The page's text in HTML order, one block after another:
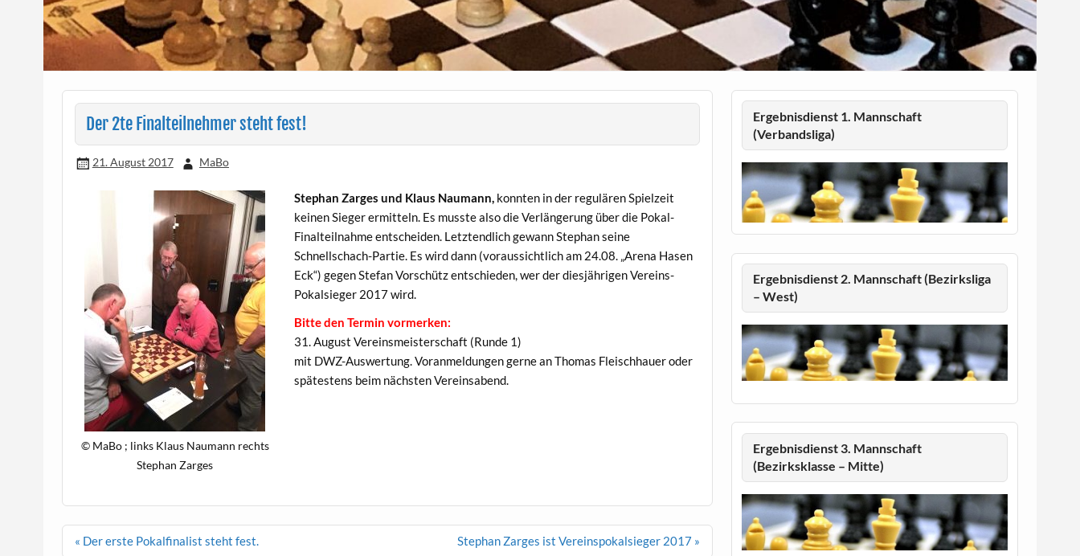
Der 2te Finalteilnehmer steht fest!
21. August 2017 MaBo
© MaBo ; links Klaus Naumann rechts
Stephan Zarges
Stephan Zarges und Klaus Naumann,konnten in der regulären Spielzeit
keinen Sieger ermitteln. Es musste also die Verlängerung über die Pokal-
Finalteilnahme entscheiden. Letztendlich gewann Stephan seine
Schnellschach-Partie. Es wird dann (voraussichtlich am 24.08. „Arena Hasen
Eck“) gegen Stefan Vorschütz entschieden, wer der diesjährigen Vereins-
Pokalsieger 2017 wird.
Bitte den Termin vormerken:
31. August Vereinsmeisterschaft (Runde 1)
mit DWZ-Auswertung. Voranmeldungen gerne an Thomas Fleischhauer oder
spätestens beim nächsten Vereinsabend.
Beitragsnavigation
« Der erste Pokalfinalist steht fest. Stephan Zarges ist Vereinspokalsieger 2017 »
Ergebnisdienst 1. Mannschaft
(Verbandsliga)
Ergebnisdienst 2. Mannschaft (Bezirksliga
– West)
Ergebnisdienst 3. Mannschaft
(Bezirksklasse – Mitte)